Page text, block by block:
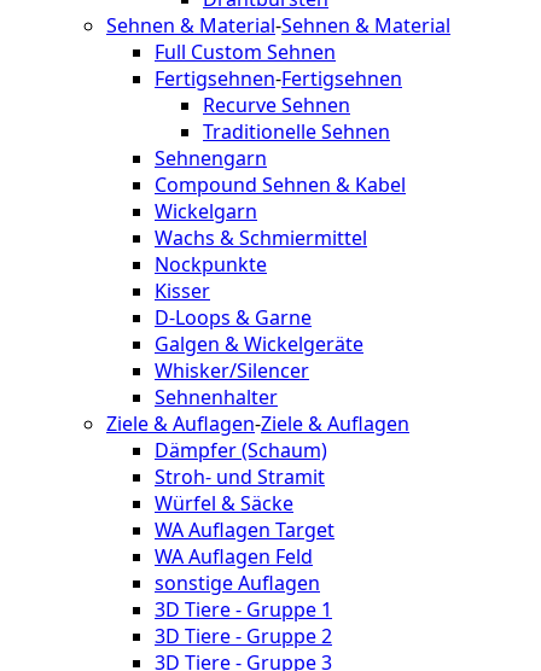
Sehnen & Material-Sehnen & Material
Full Custom Sehnen
Fertigsehnen-Fertigsehnen
Recurve Sehnen
Traditionelle Sehnen
Sehnengarn
Compound Sehnen & Kabel
Wickelgarn
Wachs & Schmiermittel
Nockpunkte
Kisser
D-Loops & Garne
Galgen & Wickelgeräte
Whisker/Silencer
Sehnenhalter
Ziele & Auflagen-Ziele & Auflagen
Dämpfer (Schaum)
Stroh- und Stramit
Würfel & Säcke
WA Auflagen Target
WA Auflagen Feld
sonstige Auflagen
3D Tiere - Gruppe 1
3D Tiere - Gruppe 2
3D Tiere - Gruppe 3